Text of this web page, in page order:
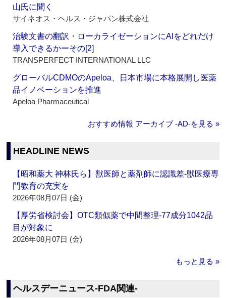
山氏に聞く
サイネオス・ヘルス・ジャパン株式会社
治験文書の翻訳・ローカライゼーションにAIをどれだけ
導入できるかーその[2]
TRANSPERFECT INTERNATIONAL LLC
グローバルCDMOのApeloa、日本市場に本格展開し医薬
品イノベーションを推進
Apeloa Pharmaceutical
おすすめ情報 アーカイブ ‐AD‐を見る »
HEADLINE NEWS
【昭和薬大 神林氏ら】獣医師と薬剤師に認識差‐獣医療専
門教育の充実を
2026年08月07日 (金)
【厚労省検討会】OTC類似薬で中間整理‐77成分1042品
目が対象に
2026年08月07日 (金)
もっと見る »
ヘルスデーニュース‐FDA関連‐